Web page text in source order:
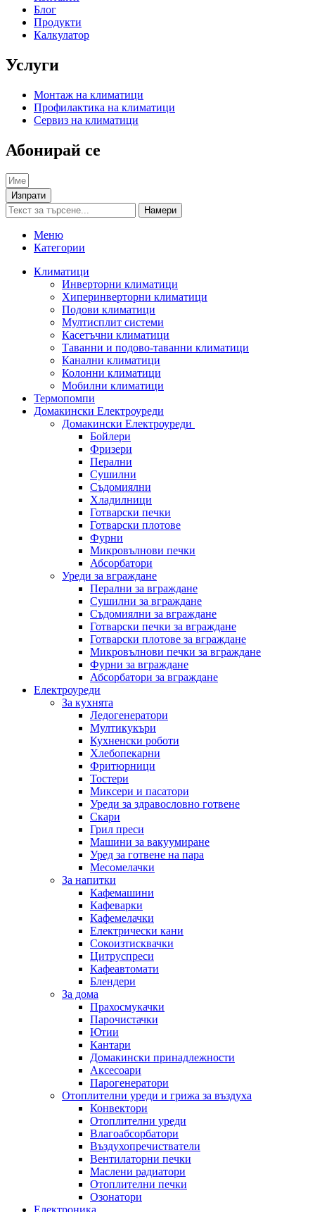
Блог
Продукти
Калкулатор
Услуги
Монтаж на климатици
Профилактика на климатици
Сервиз на климатици
Абонирай се
Изпрати
Намери
Меню
Категории
Климатици
Инверторни климатици
Хиперинверторни климатици
Подови климатици
Мултисплит системи
Касетъчни климатици
Таванни и подово-таванни климатици
Канални климатици
Колонни климатици
Мобилни климатици
Термопомпи
Домакински Електроуреди
Домакински Електроуреди
Бойлери
Фризери
Перални
Сушилни
Съдомиялни
Хладилници
Готварски печки
Готварски плотове
Фурни
Микровълнови печки
Абсорбатори
Уреди за вграждане
Перални за вграждане
Сушилни за вграждане
Съдомиялни за вграждане
Готварски печки за вграждане
Готварски плотове за вграждане
Микровълнови печки за вграждане
Фурни за вграждане
Абсорбатори за вграждане
Електроуреди
За кухнята
Ледогенератори
Мултикукъри
Кухненски роботи
Хлебопекарни
Фритюрници
Тостери
Миксери и пасатори
Уреди за здравословно готвене
Скари
Грил преси
Машини за вакуумиране
Уред за готвене на пара
Месомелачки
За напитки
Кафемашини
Кафеварки
Кафемелачки
Електрически кани
Сокоизтисквачки
Цитруспреси
Кафеавтомати
Блендери
За дома
Прахосмукачки
Парочистачки
Ютии
Кантари
Домакински принадлежности
Аксесоари
Парогенератори
Отоплителни уреди и грижа за въздуха
Конвектори
Отоплителни уреди
Влагоабсорбатори
Въздухопречистватели
Вентилаторни печки
Маслени радиатори
Отоплителни печки
Озонатори